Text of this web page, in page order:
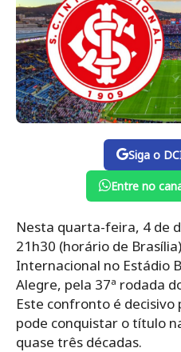
Siga o
Entre no
Nesta quarta-feira, 4 de
21h30 (horário de
Internacional no Estádio
Alegre, pela 37ª rodada
Este confronto é decisivo
pode conquistar o título
quase três décadas.